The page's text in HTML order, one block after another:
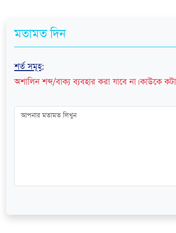
মতামত দিন
শর্ত সমূহ:
অশালিন শব্দ/বাক্য ব্যবহার করা যাবে না। কাউকে